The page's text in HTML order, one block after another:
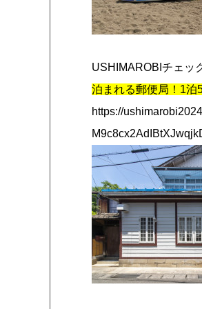
USHIMAROBIチェッ
泊まれる郵便局！1泊
https://